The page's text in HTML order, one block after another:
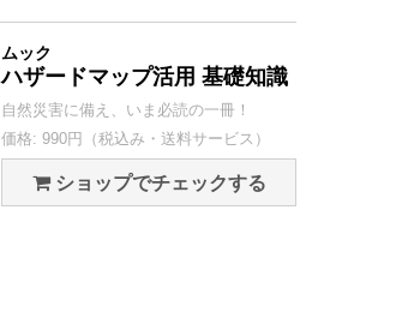
ムック
ハザードマップ活用 基礎知識
自然災害に備え、いま必読の一冊！
価格: 990円（税込み・送料サービス）
ショップでチェックする